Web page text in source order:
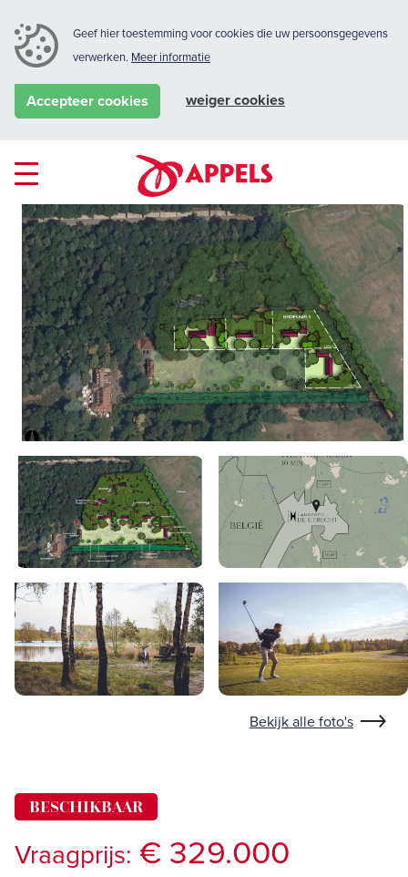
Geef hier toestemming voor cookies die uw persoonsgegevens
verwerken. Meer informatie
Accepteer cookies weiger cookies
Bekijk alle foto's
BESCHIKBAAR
Vraagprijs: € 329.000